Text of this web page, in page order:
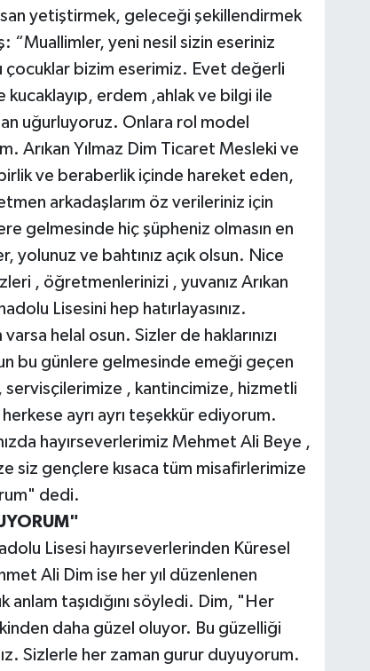
yetiştirmek, geleceği şekillendirmek
“Muallimler, yeni nesil sizin eseriniz
çocuklar bizim eserimiz. Evet değerli
kucaklayıp, erdem ,ahlak ve bilgi ile
uğurluyoruz. Onlara rol model
Arıkan Yılmaz Dim Ticaret Mesleki ve
ve beraberlik içinde hareket eden,
arkadaşlarım öz verileriniz için
gelmesinde hiç şüpheniz olmasın en
yolunuz ve bahtınız açık olsun. Nice
, öğretmenlerinizi , yuvanız Arıkan
Lisesini hep hatırlayasınız.
helal osun. Sizler de haklarınızı
bu günlere gelmesinde emeği geçen
servisçilerimize , kantincimize, hizmetli
ayrı ayrı teşekkür ediyorum.
hayırseverlerimiz Mehmet Ali Beye ,
siz gençlere kısaca tüm misafirlerimize
dedi.
Lisesi hayırseverlerinden Küresel
Ali Dim ise her yıl düzenlenen
taşıdığını söyledi. Dim, "Her
daha güzel oluyor. Bu güzelliği
Sizlerle her zaman gurur duyuyorum.